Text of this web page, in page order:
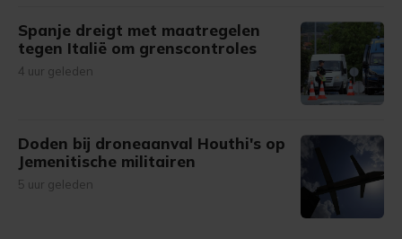
Spanje dreigt met maatregelen
tegen Italië om grenscontroles
4 uur geleden
Doden bij droneaanval Houthi's op
Jemenitische militairen
5 uur geleden